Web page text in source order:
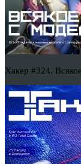
Хакер #324.